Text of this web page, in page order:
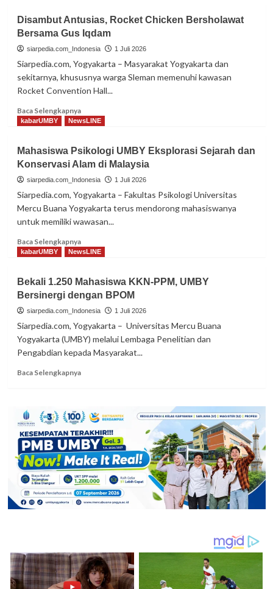
Disambut Antusias, Rocket Chicken Bersholawat
Bersama Gus Iqdam
siarpedia.com_Indonesia 1 Juli 2026
Siarpedia.com, Yogyakarta – Masyarakat Yogyakarta dan
sekitarnya, khususnya warga Sleman memenuhi kawasan
Rocket Convention Hall...
Baca SelengkapnyaRead
more
Antusias,
Rocket
Chicken
Bersholawat
Bersama
Gus
Iqdam
kabarUMBY NewsLINE
Mahasiswa Psikologi UMBY Eksplorasi Sejarah dan
Konservasi Alam di Malaysia
siarpedia.com_Indonesia 1 Juli 2026
Siarpedia.com, Yogyakarta – Fakultas Psikologi Universitas
Mercu Buana Yogyakarta terus mendorong mahasiswanya
untuk memiliki wawasan...
Baca SelengkapnyaRead
more
Psikologi
UMBY
Eksplorasi
Sejarah
dan
Konservasi
Alam
kabarUMBY NewsLINE
Bekali 1.250 Mahasiswa KKN-PPM, UMBY
Bersinergi dengan BPOM
siarpedia.com_Indonesia 1 Juli 2026
Siarpedia.com, Yogyakarta – Universitas Mercu Buana
Yogyakarta (UMBY) melalui Lembaga Penelitian dan
Pengabdian kepada Masyarakat...
Baca SelengkapnyaRead
1.250
Mahasiswa
KKN-
PPM,
UMBY
Bersinergi
dengan
BPOM